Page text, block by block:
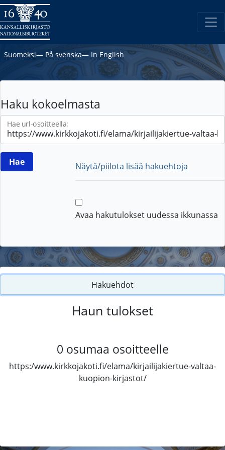
Suomeksi― På svenska― In English
Haku kokoelmasta
Hae url-osoitteella:
Näytä/piilota lisää hakuehtoja
Avaa hakutulokset uudessa ikkunassa
Hakuehdot
Haun tulokset
0 osumaa osoitteelle
https:/www.kirkkojakoti.fi/elama/kirjailijakiertue-valtaa-
kuopion-kirjastot/